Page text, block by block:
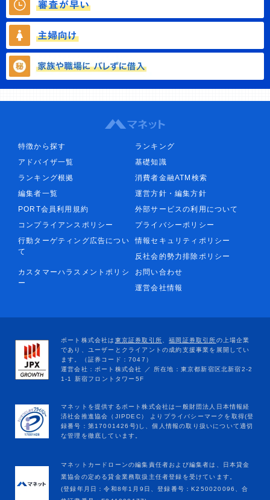
特徴から探す
ランキング
アドバイザ一覧
基礎知識
ランキング根拠
消費者金融ATM検索
編集者一覧
運営方針・編集方針
PORT会員利用規約
外部サービスの利用について
コンプライアンスポリシー
プライバシーポリシー
行動ターゲティング広告につい
て
情報セキュリティポリシー
反社会的勢力排除ポリシー
カスタマーハラスメントポリシ
ー
お問い合わせ
運営会社情報
マネットカードローンの編集責任者および編集者は、日本貸金
業協会の定める貸金業務取扱主任者登録を受けています。
(登録年月日：令和8年1月9日、登録番号：K250020096、合